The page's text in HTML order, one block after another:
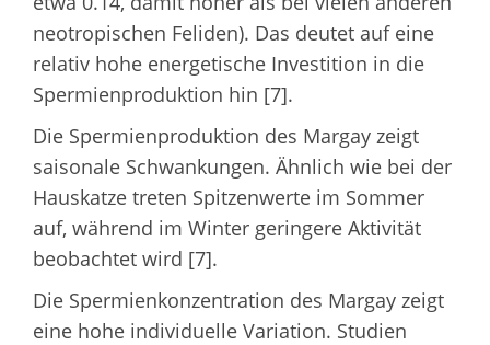
neotropischen Feliden). Das deutet auf eine
relativ hohe energetische Investition in die
Spermienproduktion hin [7].
Die Spermienproduktion des Margay zeigt
saisonale Schwankungen. Ähnlich wie bei der
Hauskatze treten Spitzenwerte im Sommer
auf, während im Winter geringere Aktivität
beobachtet wird [7].
Die Spermienkonzentration des Margay zeigt
eine hohe individuelle Variation. Studien